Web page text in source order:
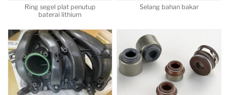
Ring segel plat penutup
baterai lithium
Selang bahan bakar